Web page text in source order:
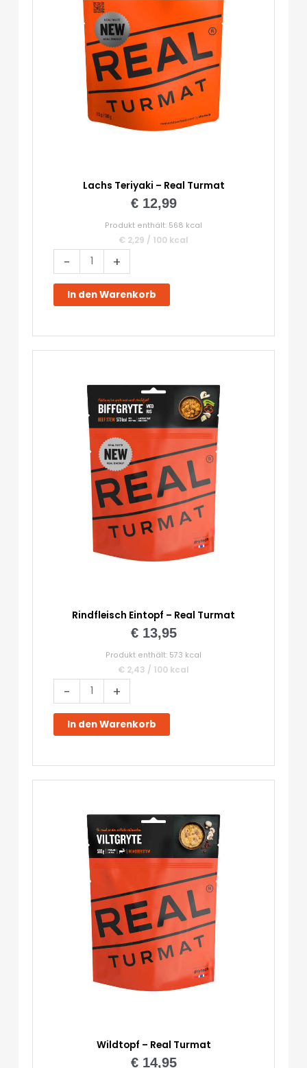
Lachs Teriyaki – Real Turmat
€12,99
Produkt enthält: 568 kcal
€ 2,29 / 100 kcal
-
Teriyaki
Real
+
In den Warenkorb
Rindfleisch Eintopf – Real Turmat
€13,95
Produkt enthält: 573 kcal
€ 2,43 / 100 kcal
-
Rindfleisch
Eintopf
Real
+
In den Warenkorb
Wildtopf – Real Turmat
€14,95